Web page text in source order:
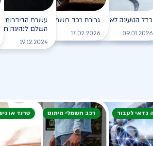
לקריאה
מה עלי לעשות?
לקריאה
כבל הטעינה לא משתחרר מהרכב. מה עושים?
09.01.2026 לקריאה
גרירת רכב חשמלי - מה עושים?
17.02.2026
עשרת הדיברות
השלם לנהיגה
19.12.2024
כדאי לעבור רכב חשמלי מיתוס טרנד או